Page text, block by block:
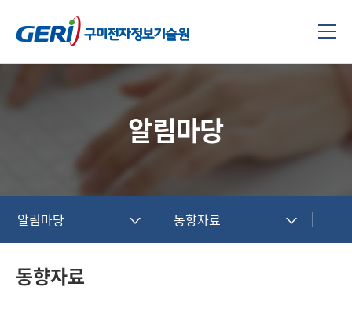
알림마당
알림마당 동향자료
동향자료